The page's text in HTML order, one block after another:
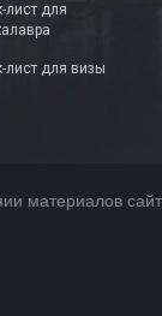
лист для
лист для визы
материалов